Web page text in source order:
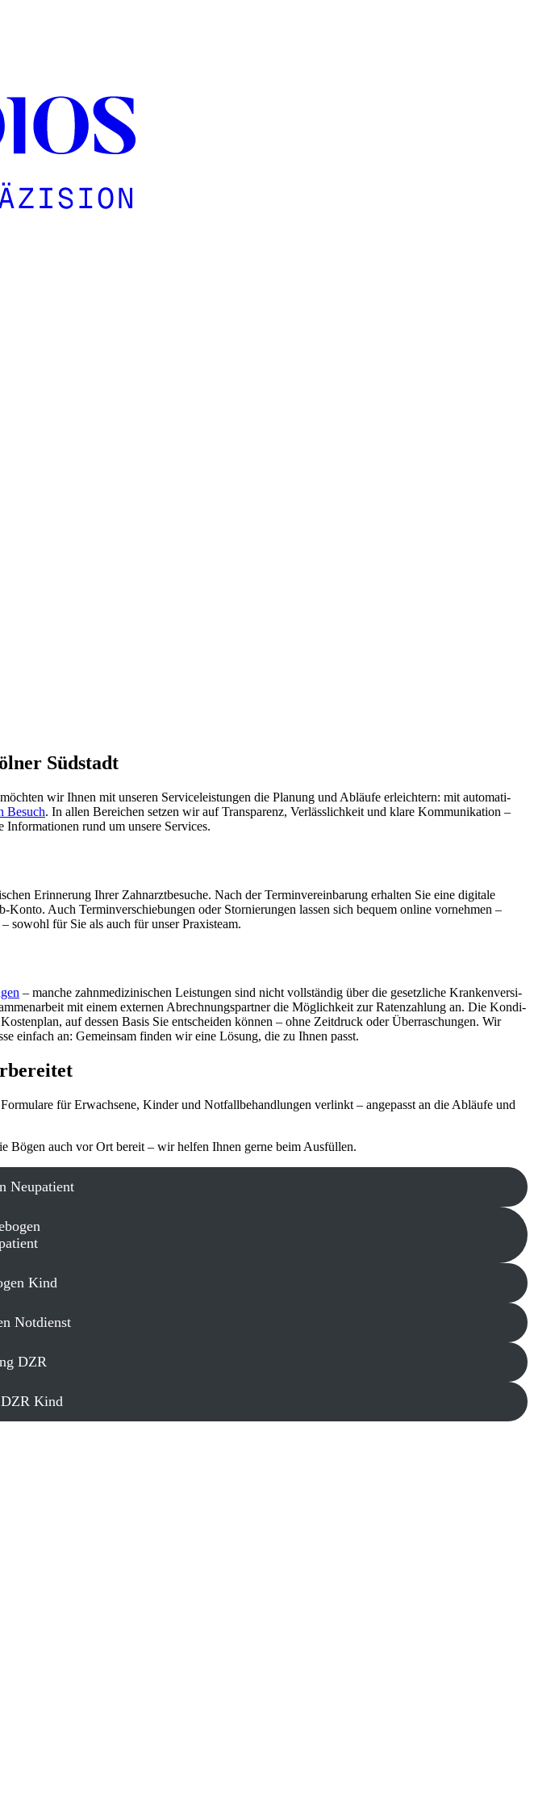
Südstadt
wir Ihnen mit unseren Service­leis­tungen die Planung und Abläufe erleich­tern: mit auto­ma­ti­
Besuch. In allen Berei­chen setzen wir auf Trans­pa­renz, Verläss­lich­keit und klare Kommu­ni­ka­tion –
rund um unsere Services.
Erin­ne­rung Ihrer Zahn­arzt­be­suche. Nach der Termin­vereinbarung erhalten Sie eine digi­tale
Auch Termin­ver­schie­bungen oder Stor­nie­rungen lassen sich bequem online vornehmen –
sowohl für Sie als auch für unser Praxis­team.
– manche zahn­medizinischen Leistungen sind nicht voll­ständig über die gesetz­liche Kran­ken­ver­si­
mit einem externen Abrech­nungs­partner die Möglich­keit zur Raten­zahlung an. Die Kondi­
auf dessen Basis Sie entscheiden können – ohne Zeit­druck oder Über­ra­schungen. Wir
einfach an: Gemeinsam finden wir eine Lösung, die zu Ihnen passt.
für Erwach­sene, Kinder und Notfall­be­hand­lungen verlinkt – ange­passt an die Abläufe und
Bögen auch vor Ort bereit – wir helfen Ihnen gerne beim Ausfüllen.
Neupa­tient
Kind
Notdienst
DZR
Kind